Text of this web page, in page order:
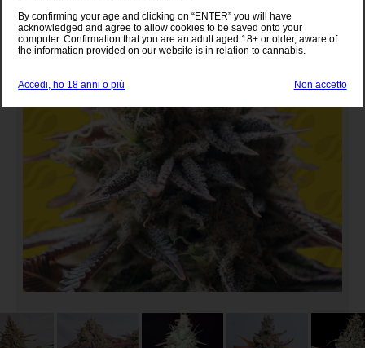
By confirming your age and clicking on “ENTER” you will have
acknowledged and agree to allow cookies to be saved onto your
computer. Confirmation that you are an adult aged 18+ or older, aware of
the information provided on our website is in relation to cannabis.
Accedi, ho 18 anni o più Non accetto